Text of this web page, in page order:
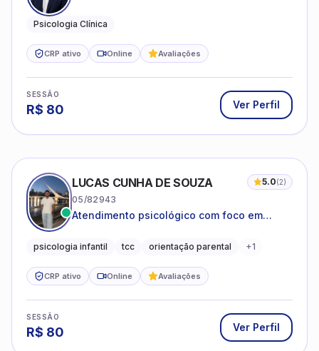
Psicologia Clínica
CRP ativo Online Avaliações
SESSÃO
R$ 80 Ver Perfil
LUCAS CUNHA DE SOUZA 5.0(2)
05/82943
Atendimento psicológico com foco em
promovendo equilíbrio emocional e
psicologia infantil tcc orientação parental +1
CRP ativo Online Avaliações
SESSÃO
R$ 80 Ver Perfil